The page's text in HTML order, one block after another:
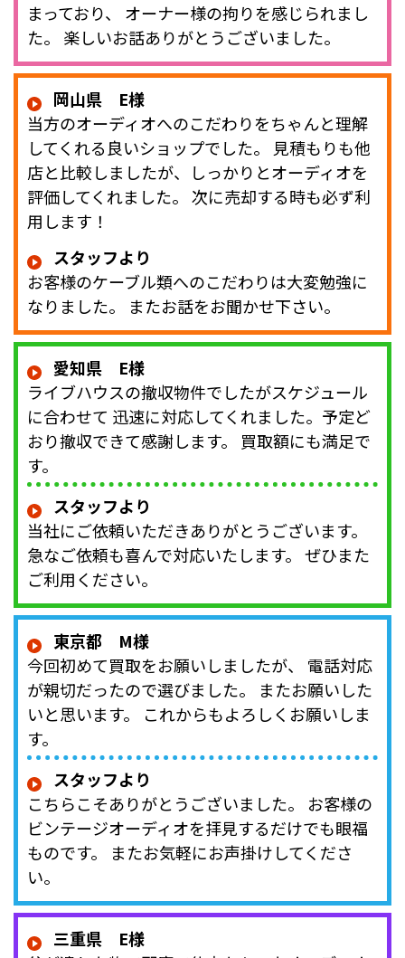
まっており、 オーナー様の拘りを感じられまし
た。 楽しいお話ありがとうございました。
岡山県 E様
当方のオーディオへのこだわりをちゃんと理解
してくれる良いショップでした。 見積もりも他
店と比較しましたが、しっかりとオーディオを
評価してくれました。 次に売却する時も必ず利
用します！
スタッフより
お客様のケーブル類へのこだわりは大変勉強に
なりました。 またお話をお聞かせ下さい。
愛知県 E様
ライブハウスの撤収物件でしたがスケジュール
に合わせて 迅速に対応してくれました。予定ど
おり撤収できて感謝します。 買取額にも満足で
す。
スタッフより
当社にご依頼いただきありがとうございます。
急なご依頼も喜んで対応いたします。 ぜひまた
ご利用ください。
東京都 M様
今回初めて買取をお願いしましたが、 電話対応
が親切だったので選びました。 またお願いした
いと思います。 これからもよろしくお願いしま
す。
スタッフより
こちらこそありがとうございました。 お客様の
ビンテージオーディオを拝見するだけでも眼福
ものです。 またお気軽にお声掛けしてくださ
い。
三重県 E様